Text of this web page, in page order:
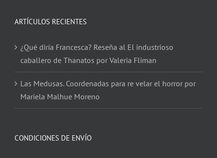
ARTÍCULOS RECIENTES
¿Qué diría Francesca? Reseña al El industrioso
caballero de Thanatos por Valeria Fliman
Las Medusas. Coordenadas para re velar el horror por
Mariela Malhue Moreno
CONDICIONES DE ENVÍO